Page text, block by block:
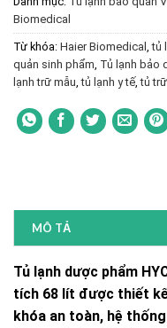
Biomedical
Từ khóa: Haier Biomedical ,tủ
quản sinh phẩm Tủ lạnh bảo
lạnh trữ mẫu ,tủ lạnh y tế,tủ
MÔ TẢ
Tủ lạnh dược phẩm
tích 68 lít được thiết
khóa an toàn, hệ